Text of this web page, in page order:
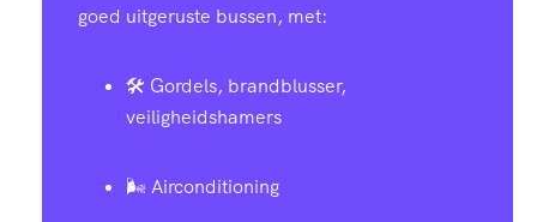
goed uitgeruste bussen, met:
🛠️ Gordels, brandblusser,
veiligheidshamers
🌬️ Airconditioning